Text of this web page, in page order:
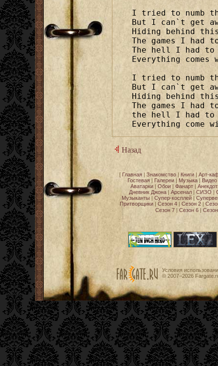
I tried to numb
But I can`t get
Hiding behind
The games I had
The hell I had to
Everything
I tried to numb
But I can`t get
Hiding behind
The games I had
the hell I had to
Everything come
Назад
[ Главная| Знакомство| Книги| Арт-
Гостевая
Галереи Музыка Видео
Аватарки
Обои Фанарт
Дневник Джона| Арсенал| СИЗО
Музыканты
Супер-косплей
Притворщики
Сезон 4 Сезон 2
Сезон 7| Сезон 6|
Условия
© 2007−2026